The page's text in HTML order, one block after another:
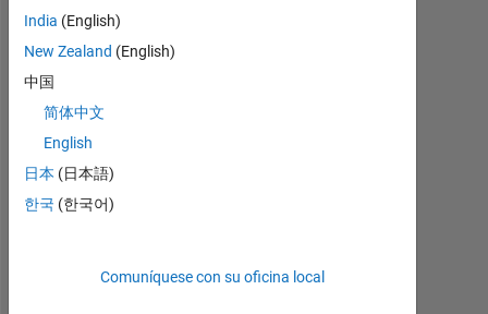
CONTRIBUCIONES L
0
3
4
7
India (English)
New Zealand (English)
中国
简体中文
English
日本 (日本語)
한국 (한국어)
Comuníquese con su oficina local